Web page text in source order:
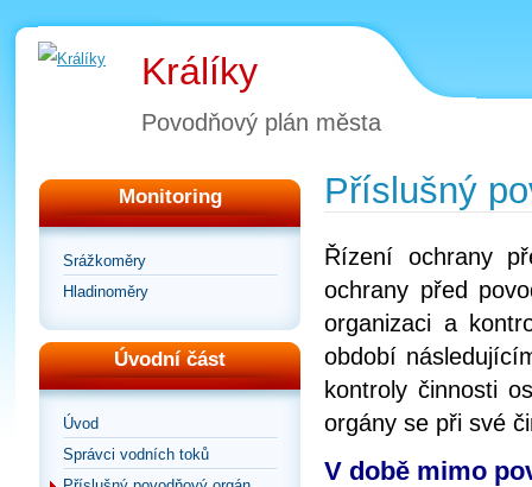
Králíky
Povodňový plán města
Monitoring
Srážkoměry
Hladinoměry
Úvodní část
Úvod
Správci vodních toků
Příslušný
Řízení ochrany
ochrany před
organizaci a
období
kontroly činnosti
orgány se při své
V době mimo